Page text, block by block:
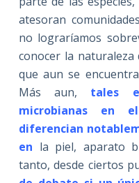
atesoran
no lograríamos
conocer la naturaleza
que aun se
Más aun, tales
microbianas en
diferencian
en la piel, aparato
tanto, desde ciertos